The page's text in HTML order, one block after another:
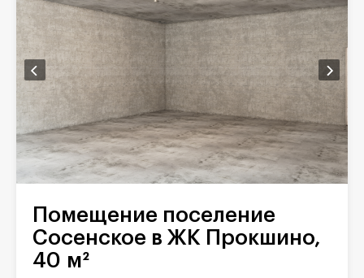
Помещение поселение
Сосенское в ЖК Прокшино,
40 м²